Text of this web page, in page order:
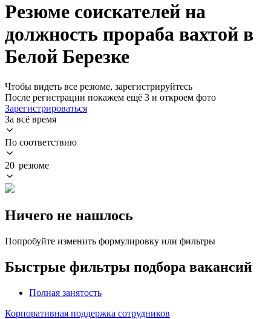
Резюме соискателей на
должность прораба вахтой в
Белой Березке
Чтобы видеть все резюме, зарегистрируйтесь
После регистрации покажем ещё 3 и откроем фото
Зарегистрироваться
За всё время
По соответствию
20 резюме
Ничего не нашлось
Попробуйте изменить формулировку или фильтры
Быстрые фильтры подбора вакансий
Полная занятость
Корпоративная поддержка сотрудников